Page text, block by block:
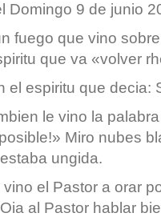
Domingo 9 de junio
fuego que vino
que va «volver
el espiritu que decia:
le vino la
Miro nubes
ungida.
el Pastor a orar
al Pastor hablar